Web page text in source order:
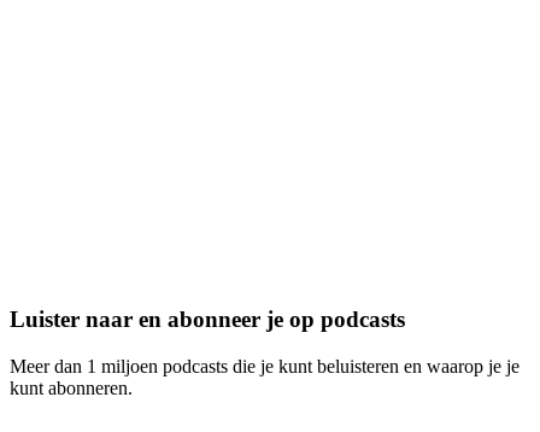
Luister naar en abonneer je op podcasts
Meer dan 1 miljoen podcasts die je kunt beluisteren en waarop je je
kunt abonneren.